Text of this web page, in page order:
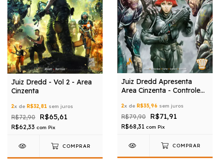
Juiz Dredd - Vol 2 - Area
Cinzenta
2x de R$32,81 sem juros
R$72,90 R$65,61
R$62,33 com Pix
COMPRAR
Juiz Dredd Apresenta
Area Cinzenta - Controle
2x de R$35,96 sem juros
R$79,90 R$71,91
R$68,31 com Pix
COMPRAR